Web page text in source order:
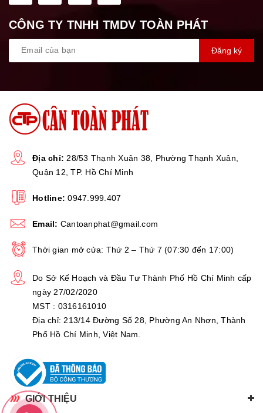
CÔNG TY TNHH TMDV TOÀN PHÁT
Đăng ký
Địa chỉ: 28/53 Thạnh Xuân 38, Phường Thạnh Xuân,
Quận 12, TP. Hồ Chí Minh
Hotline: 0947.999.407
Email: Cantoanphat@gmail.com
Thời gian mở cửa: Thứ 2 – Thứ 7 (07:30 đến 17:00)
Do Sở Kế Hoạch và Đầu Tư Thành Phố Hồ Chí Minh cấp
ngày 27/02/2020
MST : 0316161010
Địa chỉ: 213/14 Đường Số 28, Phường An Nhơn, Thành
Phố Hồ Chí Minh, Việt Nam.
GIỚI THIỆU